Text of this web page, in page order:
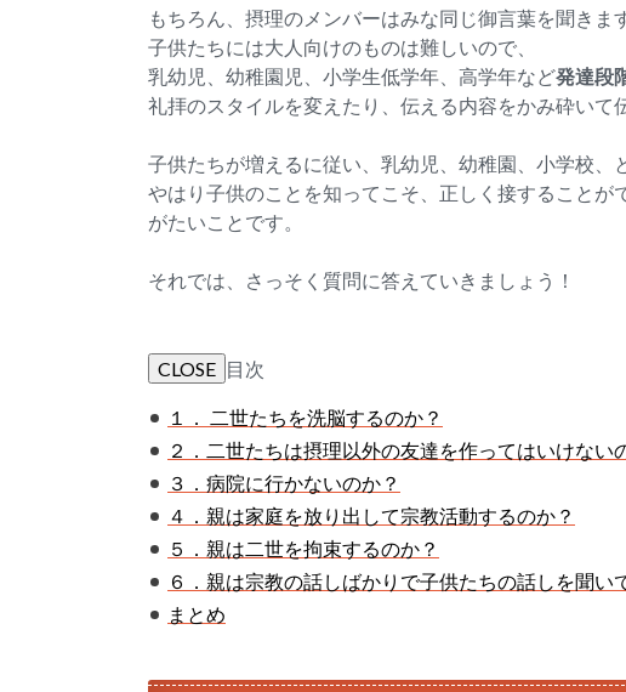
もちろん、摂理のメンバーはみな同じ御言葉を聞きま
子供たちには大人向けのものは難しいので、
乳幼児、幼稚園児、小学生低学年、高学年など発達段
礼拝のスタイルを変えたり、伝える内容をかみ砕いて
子供たちが増えるに従い、乳幼児、幼稚園、小学校、
やはり子供のことを知ってこそ、正しく接することが
がたいことです。
それでは、さっそく質問に答えていきましょう！
CLOSE 目次
１． 二世たちを洗脳するのか？
２．二世たちは摂理以外の友達を作ってはいけない
３．病院に行かないのか？
４．親は家庭を放り出して宗教活動するのか？
５．親は二世を拘束するのか？
６．親は宗教の話しばかりで子供たちの話しを聞い
まとめ